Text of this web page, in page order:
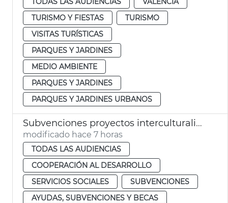
TURISMO Y FIESTAS
TURISMO
VISITAS TURÍSTICAS
PARQUES Y JARDINES
MEDIO AMBIENTE
PARQUES Y JARDINES
PARQUES Y JARDINES URBANOS
Subvenciones proyectos interculturalidad, prevención del racismo y la xenofobia
modificado hace 7 horas
TODAS LAS AUDIENCIAS
COOPERACIÓN AL DESARROLLO
SERVICIOS SOCIALES
SUBVENCIONES
AYUDAS, SUBVENCIONES Y BECAS